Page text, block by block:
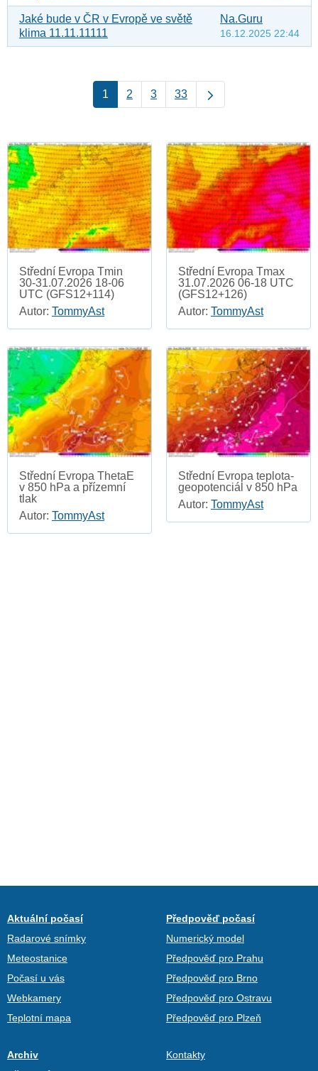
Jaké bude v ČR v Evropě ve světě
klima 11.11.11111
Na.Guru
16.12.2025 22:44
1 2 3 33
Střední Evropa Tmin
30-31.07.2026 18-06
UTC (GFS12+114)
Autor: TommyAst
Střední Evropa Tmax
31.07.2026 06-18 UTC
(GFS12+126)
Autor: TommyAst
Střední Evropa ThetaE
v 850 hPa a přízemní
tlak
Autor: TommyAst
Střední Evropa teplota-
geopotenciál v 850 hPa
Autor: TommyAst
Aktuální počasí
Radarové snímky
Meteostanice
Počasí u vás
Webkamery
Teplotní mapa
Předpověď počasí
Numerický model
Předpověď pro Prahu
Předpověď pro Brno
Předpověď pro Ostravu
Předpověď pro Plzeň
Archiv
Kontakty